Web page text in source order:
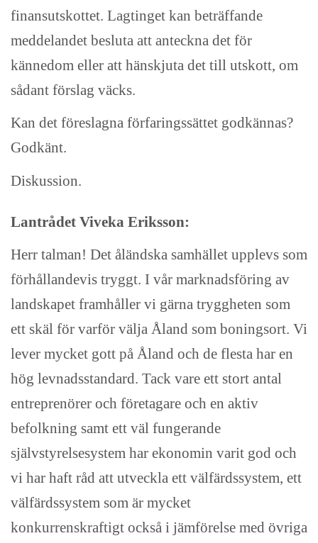
finansutskottet. Lagtinget kan beträffande
meddelandet besluta att anteckna det för
kännedom eller att hänskjuta det till utskott, om
sådant förslag väcks.
Kan det föreslagna förfaringssättet godkännas?
Godkänt.
Diskussion.
Lantrådet Viveka Eriksson:
Herr talman! Det åländska samhället upplevs som
förhållandevis tryggt. I vår marknadsföring av
landskapet framhåller vi gärna tryggheten som
ett skäl för varför välja Åland som boningsort. Vi
lever mycket gott på Åland och de flesta har en
hög levnadsstandard. Tack vare ett stort antal
entreprenörer och företagare och en aktiv
befolkning samt ett väl fungerande
självstyrelsesystem har ekonomin varit god och
vi har haft råd att utveckla ett välfärdssystem, ett
välfärdssystem som är mycket
konkurrenskraftigt också i jämförelse med övriga